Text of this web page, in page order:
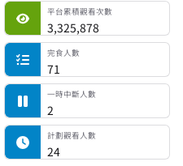
平台累積觀看次數
3,325,878
完食人數
71
一時中斷人數
2
計劃觀看人數
24